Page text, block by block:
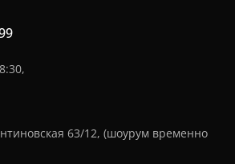
63/12, (шоурум временно